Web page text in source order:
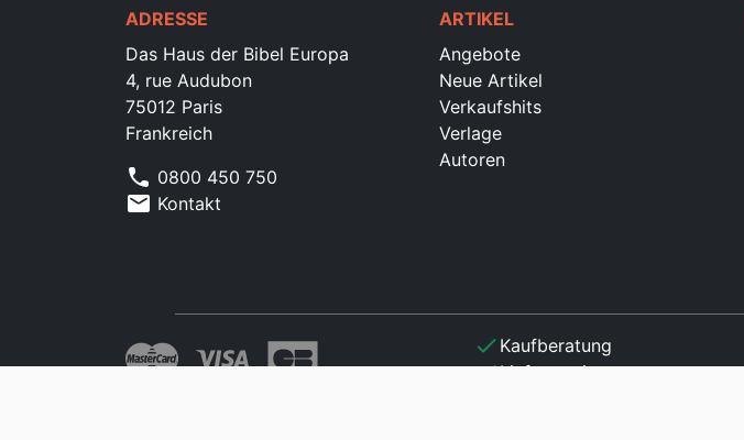
ADRESSE
Das Haus der Bibel Europa
4, rue Audubon
75012 Paris
Frankreich
phone 0800 450 750
mail Kontakt
ARTIKEL
Angebote
Neue Artikel
Verkaufshits
Verlage
Autoren
check Kaufberatung
checkLieferservice